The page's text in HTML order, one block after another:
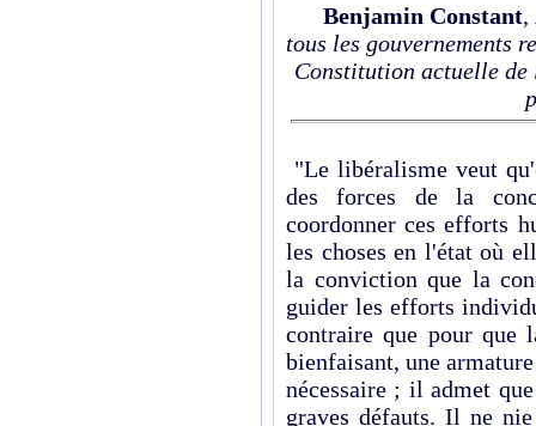
Benjamin Constant,
tous les gouvernements
Constitution actuelle de
"Le libéralisme veut
des forces de la
coordonner ces efforts
les choses en l'état où
la conviction que la
guider les efforts
contraire que pour que
bienfaisant, une
nécessaire ; il admet
graves défauts. Il ne